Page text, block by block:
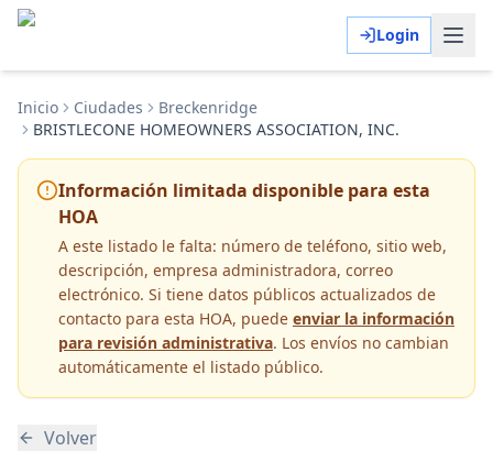
Login
Inicio Ciudades
Breckenridge
BRISTLECONE HOMEOWNERS ASSOCIATION, INC.
Información limitada disponible para esta
HOA
A este listado le falta: número de teléfono, sitio web,
descripción, empresa administradora, correo
electrónico. Si tiene datos públicos actualizados de
contacto para esta HOA, puede enviar la información
para revisión administrativa. Los envíos no cambian
automáticamente el listado público.
Volver